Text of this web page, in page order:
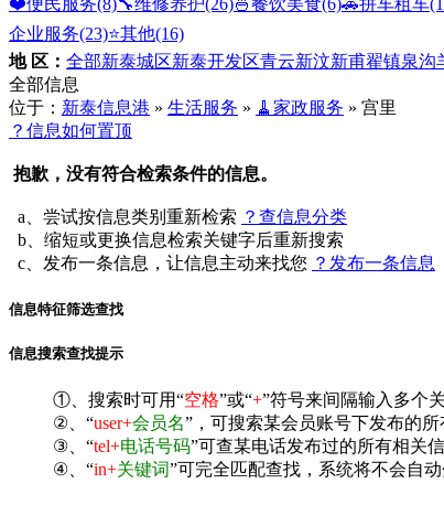
❤️便民服务(8)🔧维修养护(26)🍜餐饮美食(6)🚗拼车租车
企业服务(23)⭐️其他(16)
地 区： 全部新泰城区新泰开发区青云新汶新甫翟镇泉沟
全部信息
位于： 新泰信息港 » 生活服务 » 🧹家政服务 » 宫里
？信息如何置顶
抱歉，没有符合检索条件的信息。
a、尝试按信息类别重新检索 ？查信息分类
b、缩短或更换信息检索关键字后重新搜索
c、发布一条信息，让信息主动来找您 ？发布一条信息
信息特征筛选查找
信息搜索查找提示
①、搜索时可用“空格”或“+”符号来间隔输入多个
②、“user+会员名”，可搜索某会员账号下发布的所
③、“tel+电话号码”可查某电话发布过的所有相关信
④、“in+关键词”可完全匹配查找，系统将不会自